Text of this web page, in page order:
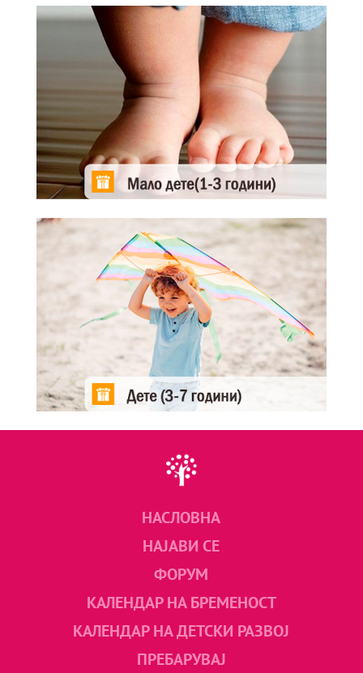
НАСЛОВНА
НАЈАВИ СЕ
ФОРУМ
КАЛЕНДАР НА БРЕМЕНОСТ
КАЛЕНДАР НА ДЕТСКИ РАЗВОЈ
ПРЕБАРУВАЈ